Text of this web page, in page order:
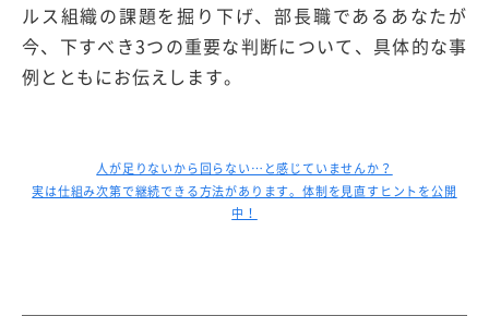
ルス組織の課題を掘り下げ、部長職であるあなたが
今、下すべき3つの重要な判断について、具体的な事
例とともにお伝えします。
人が足りないから回らない…と感じていませんか？
実は仕組み次第で継続できる方法があります。体制を見直すヒントを公開
中！